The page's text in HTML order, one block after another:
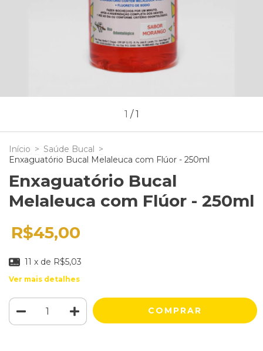
1 /1
Início > Saúde Bucal >
Enxaguatório Bucal Melaleuca com Flúor - 250ml
Enxaguatório Bucal
Melaleuca com Flúor - 250ml
R$45,00
11 x de R$5,03
Ver mais detalhes